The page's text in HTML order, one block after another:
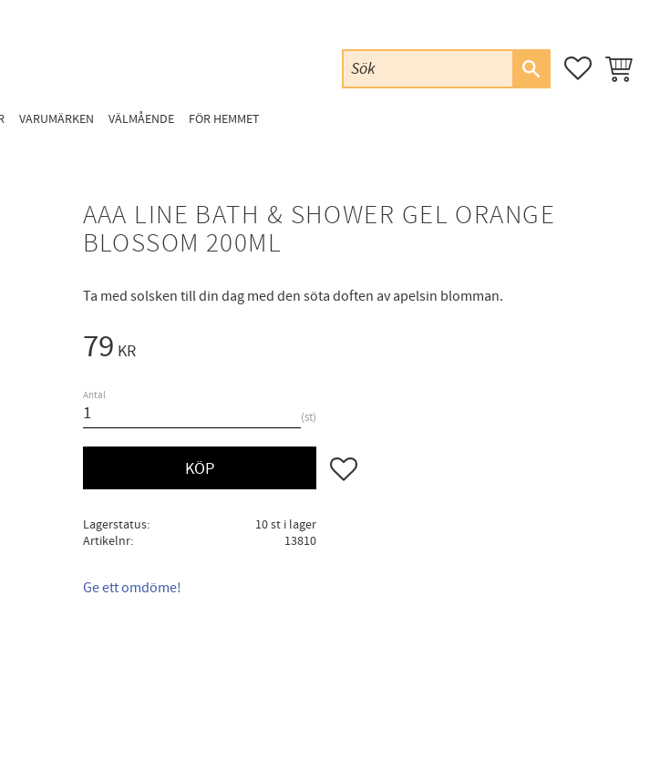
FAVORITER
VARUMÄRKEN VÄLMÅENDE FÖR HEMMET
AAA LINE BATH & SHOWER GEL ORANGE
BLOSSOM 200ML
Ta med solsken till din dag med den söta doften av apelsin blomman.
79 KR
Antal
st
KÖP Lägg till i favoriter
Lagerstatus
10 st i lager
Artikelnr
13810
Ge ett omdöme!